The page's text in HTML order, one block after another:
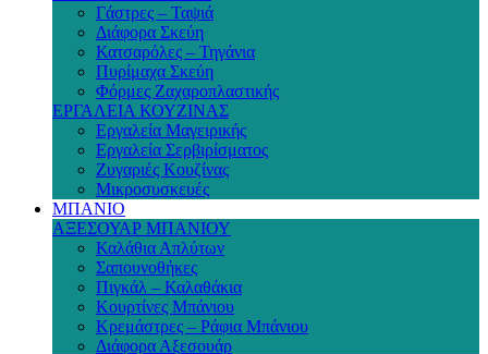
Γάστρες – Ταψιά
Διάφορα Σκεύη
Κατσαρόλες – Τηγάνια
Πυρίμαχα Σκεύη
Φόρμες Ζαχαροπλαστικής
ΕΡΓΑΛΕΙΑ ΚΟΥΖΙΝΑΣ
Εργαλεία Μαγειρικής
Εργαλεία Σερβιρίσματος
Ζυγαριές Κουζίνας
Μικροσυσκευές
ΜΠΑΝΙΟ
ΑΞΕΣΟΥΑΡ ΜΠΑΝΙΟΥ
Καλάθια Απλύτων
Σαπουνοθήκες
Πιγκάλ – Καλαθάκια
Κουρτίνες Μπάνιου
Κρεμάστρες – Ράφια Μπάνιου
Διάφορα Αξεσουάρ